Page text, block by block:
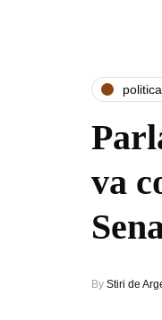
politica
va
By Stiri de